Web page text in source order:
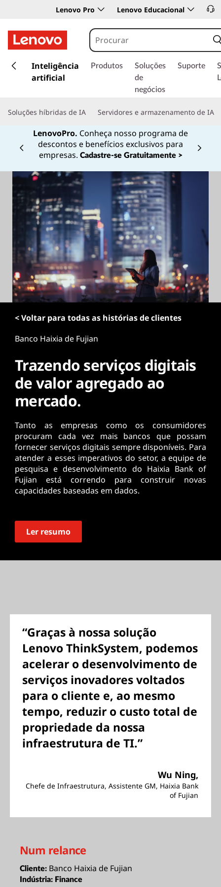
Lenovo Pro Lenovo Educacional
a
r
c
o
n
o
p
c
Inteligência
artificial
Produtos
Soluções
de
negócios
Suporte
Soluções híbridas de IA Servidores e armazenamento de IA
LenovoPro. Conheça nosso programa de
descontos e benefícios exclusivos para
empresas. Cadastre-se Gratuitamente >
Currently displaying item 1 of
< Voltar para todas as histórias de clientes
Banco Haixia de Fujian
Trazendo serviços digitais
de valor agregado ao
mercado.
Tanto as empresas como os consumidores
procuram cada vez mais bancos que possam
fornecer serviços digitais sempre disponíveis. Para
atender a esses imperativos do setor, a equipe de
pesquisa e desenvolvimento do Haixia Bank of
Fujian está correndo para construir novas
capacidades baseadas em dados.
Ler resumo
“Graças à nossa solução
Lenovo ThinkSystem, podemos
acelerar o desenvolvimento de
serviços inovadores voltados
para o cliente e, ao mesmo
tempo, reduzir o custo total de
propriedade da nossa
infraestrutura de TI.”
Wu Ning,
Chefe de Infraestrutura, Assistente GM, Haixia Bank
of Fujian
Num relance
Cliente: Banco Haixia de Fujian
Indústria: Finance